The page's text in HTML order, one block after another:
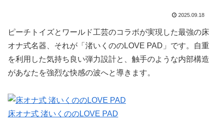
2025.09.18
ピーチトイズとワールド工芸のコラボが実現した最強の床
オナ式名器、それが「渚いくののLOVE PAD」です。自重
を利用した気持ち良い弾力設計と、触手のような内部構造
があなたを強烈な快感の波へと導きます。
床オナ式 渚いくののLOVE PAD